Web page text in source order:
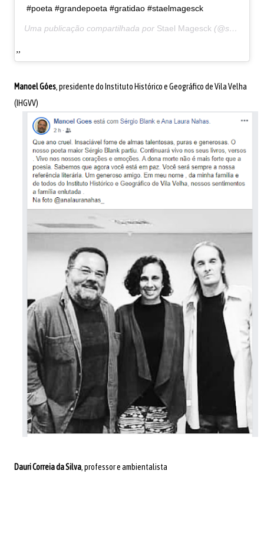
#poeta #grandepoeta #gratidao #staelmagesck
Uma publicação compartilhada por Stael Magesck (@staelmagesck) em
Manoel Góes , presidente do Instituto Histórico e Geográfico de Vila Velha
(IHGVV)
Dauri Correia da Silva , professor e ambientalista